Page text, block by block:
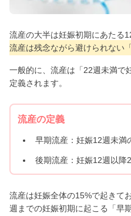
流産の大半は妊娠初期にあたる
流産は残念ながら避けられない
一般的に、流産は「22週未満で
定義されます。
流産の定義
早期流産：妊娠12週未満
後期流産：妊娠12週以降
流産は妊娠全体の15%で起きて
週までの妊娠初期に起こる「早